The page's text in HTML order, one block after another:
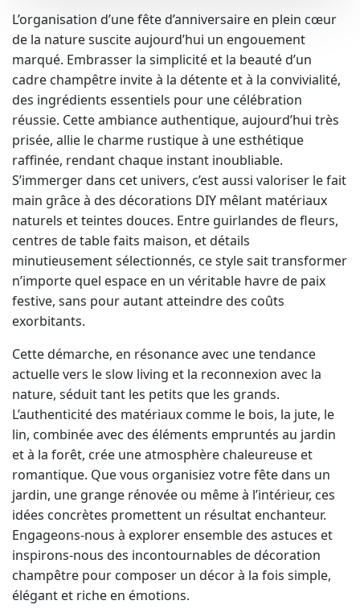
L’organisation d’une fête d’anniversaire en plein cœur
de la nature suscite aujourd’hui un engouement
marqué. Embrasser la simplicité et la beauté d’un
cadre champêtre invite à la détente et à la convivialité,
des ingrédients essentiels pour une célébration
réussie. Cette ambiance authentique, aujourd’hui très
prisée, allie le charme rustique à une esthétique
raffinée, rendant chaque instant inoubliable.
S’immerger dans cet univers, c’est aussi valoriser le fait
main grâce à des décorations DIY mêlant matériaux
naturels et teintes douces. Entre guirlandes de fleurs,
centres de table faits maison, et détails
minutieusement sélectionnés, ce style sait transformer
n’importe quel espace en un véritable havre de paix
festive, sans pour autant atteindre des coûts
exorbitants.
Cette démarche, en résonance avec une tendance
actuelle vers le slow living et la reconnexion avec la
nature, séduit tant les petits que les grands.
L’authenticité des matériaux comme le bois, la jute, le
lin, combinée avec des éléments empruntés au jardin
et à la forêt, crée une atmosphère chaleureuse et
romantique. Que vous organisiez votre fête dans un
jardin, une grange rénovée ou même à l’intérieur, ces
idées concrètes promettent un résultat enchanteur.
Engageons-nous à explorer ensemble des astuces et
inspirons-nous des incontournables de décoration
champêtre pour composer un décor à la fois simple,
élégant et riche en émotions.